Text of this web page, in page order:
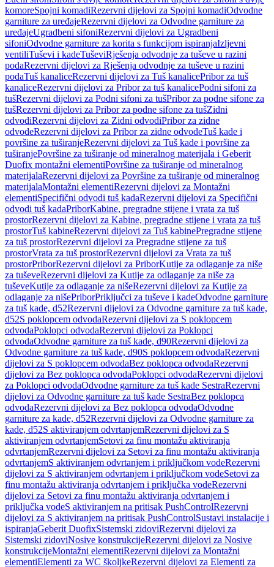
komoreSpojni komadiRezervni dijelovi za Spojni komadiOdvodne
garniture za uređajeRezervni dijelovi za Odvodne garniture za
uređajeUgradbeni sifoniRezervni dijelovi za Ugradbeni
sifoniOdvodne garniture za korita s funkcijom ispiranjaIzljevni
ventiliTuševi i kadeTuševiRješenja odvodnje za tuševe u razini
podaRezervni dijelovi za Rješenja odvodnje za tuševe u razini
podaTuš kanaliceRezervni dijelovi za Tuš kanalicePribor za tuš
kanaliceRezervni dijelovi za Pribor za tuš kanalicePodni sifoni za
tušRezervni dijelovi za Podni sifoni za tušPribor za podne sifone za
tušRezervni dijelovi za Pribor za podne sifone za tušZidni
odvodiRezervni dijelovi za Zidni odvodiPribor za zidne
odvodeRezervni dijelovi za Pribor za zidne odvodeTuš kade i
površine za tuširanjeRezervni dijelovi za Tuš kade i površine za
tuširanjePovršine za tuširanje od mineralnog materijala i Geberit
Duofix montažni elementiPovršine za tuširanje od mineralnog
materijalaRezervni dijelovi za Površine za tuširanje od mineralnog
materijalaMontažni elementiRezervni dijelovi za Montažni
elementiSpecifični odvodi tuš kadaRezervni dijelovi za Specifični
odvodi tuš kadaPriborKabine, pregradne stijene i vrata za tuš
prostorRezervni dijelovi za Kabine, pregradne stijene i vrata za tuš
prostorTuš kabineRezervni dijelovi za Tuš kabinePregradne stijene
za tuš prostorRezervni dijelovi za Pregradne stijene za tuš
prostorVrata za tuš prostorRezervni dijelovi za Vrata za tuš
prostorPriborRezervni dijelovi za PriborKutije za odlaganje za niše
za tuševeRezervni dijelovi za Kutije za odlaganje za niše za
tuševeKutije za odlaganje za nišeRezervni dijelovi za Kutije za
odlaganje za nišePriborPriključci za tuševe i kadeOdvodne garniture
za tuš kade, d52Rezervni dijelovi za Odvodne garniture za tuš kade,
d52S poklopcem odvodaRezervni dijelovi za S poklopcem
odvodaPoklopci odvodaRezervni dijelovi za Poklopci
odvodaOdvodne garniture za tuš kade, d90Rezervni dijelovi za
Odvodne garniture za tuš kade, d90S poklopcem odvodaRezervni
dijelovi za S poklopcem odvodaBez poklopca odvodaRezervni
dijelovi za Bez poklopca odvodaPoklopci odvodaRezervni dijelovi
za Poklopci odvodaOdvodne garniture za tuš kade SestraRezervni
dijelovi za Odvodne garniture za tuš kade SestraBez poklopca
odvodaRezervni dijelovi za Bez poklopca odvodaOdvodne
garniture za kade, d52Rezervni dijelovi za Odvodne garniture za
kade, d52S aktiviranjem odvrtanjemRezervni dijelovi za S
aktiviranjem odvrtanjemSetovi za finu montažu aktiviranja
odvrtanjemRezervni dijelovi za Setovi za finu montažu aktiviranja
odvrtanjemS aktiviranjem odvrtanjem i priključkom vodeRezervni
dijelovi za S aktiviranjem odvrtanjem i priključkom vodeSetovi za
finu montažu aktiviranja odvrtanjem i priključka vodeRezervni
dijelovi za Setovi za finu montažu aktiviranja odvrtanjem i
priključka vodeS aktiviranjem na pritisak PushControlRezervni
dijelovi za S aktiviranjem na pritisak PushControlSustavi instalacije i
ispiranjaGeberit DuofixSistemski zidoviRezervni dijelovi za
Sistemski zidoviNosive konstrukcijeRezervni dijelovi za Nosive
konstrukcijeMontažni elementiRezervni dijelovi za Montažni
elementiElementi za WC školjkeRezervni dijelovi za Elementi za